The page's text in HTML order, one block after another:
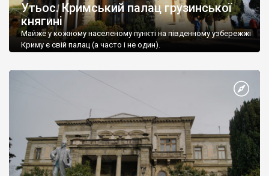
Утьос. Кримський палац грузинської
княгині
Майже у кожному населеному пункті на південному узбережжі
Криму є свій палац (а часто і не один).